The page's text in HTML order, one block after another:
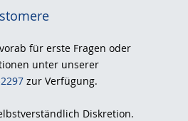
für erste Fragen oder
unter unserer
zur Verfügung.
Diskretion.